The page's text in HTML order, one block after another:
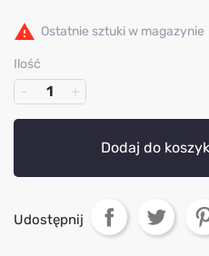
 Ostatnie sztuki w magazynie
Ilość
Dodaj do
Udostępnij